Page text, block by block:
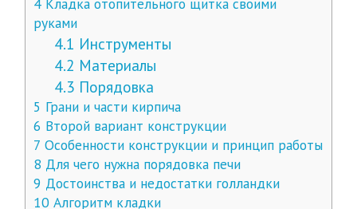
руками
4.1 Инструменты
4.2 Материалы
4.3 Порядовка
5 Грани и части кирпича
6 Второй вариант конструкции
7 Особенности конструкции и принцип работы
8 Для чего нужна порядовка печи
9 Достоинства и недостатки голландки
10Алгоритм кладки